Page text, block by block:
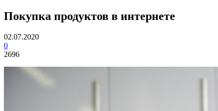
Покупка продуктов в интернете
02.07.2020
0
2696